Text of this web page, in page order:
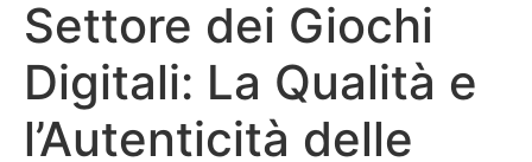
Settore dei Giochi
Digitali: La Qualità e
l’Autenticità delle